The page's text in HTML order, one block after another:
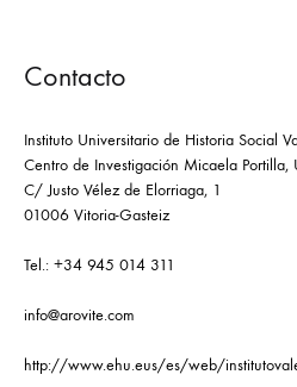
Contacto
Instituto Universitario de Historia Social
Centro de Investigación Micaela Portilla,
C/ Justo Vélez de Elorriaga, 1
01006 Vitoria-Gasteiz
Tel.: +34 945 014 311
info@arovite.com
http://www.ehu.eus/es/web/